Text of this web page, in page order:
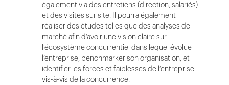
également via des entretiens (direction, salariés)
et des visites sur site. Il pourra également
réaliser des études telles que des analyses de
marché afin d’avoir une vision claire sur
l’écosystème concurrentiel dans lequel évolue
l’entreprise, benchmarker son organisation, et
identifier les forces et faiblesses de l’entreprise
vis-à-vis de la concurrence.